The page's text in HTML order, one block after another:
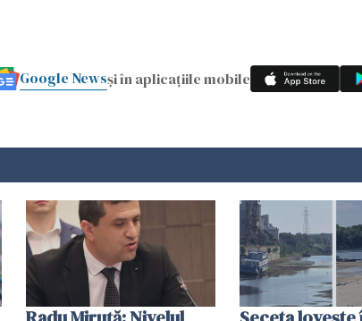
Google Newsși în aplicațiile mobile